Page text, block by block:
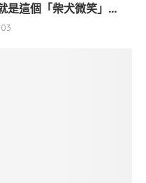
是這個「柴犬微笑」...